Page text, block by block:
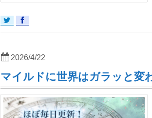
マイルドに世界はガラッと変
2026/4/22